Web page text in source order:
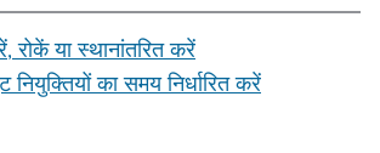
या स्थानांतरित करें
नियुक्तियों का समय निर्धारित करें